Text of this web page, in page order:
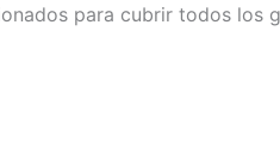
para cubrir todos los